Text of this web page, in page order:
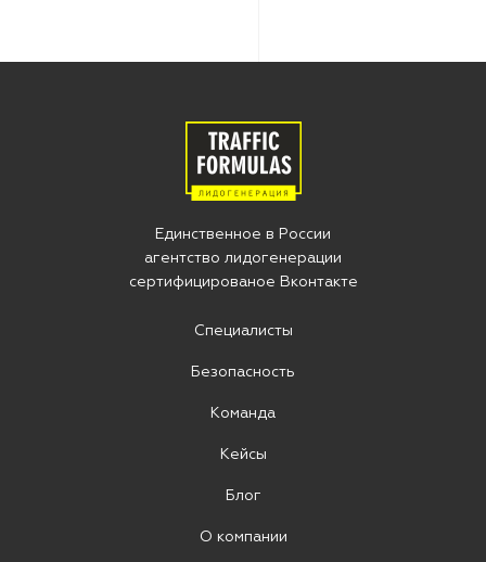
Единственное в Росcии
агентство лидогенерации
сертифицированое Вконтакте
Специалисты
Безопасность
Команда
Кейсы
Блог
О компании